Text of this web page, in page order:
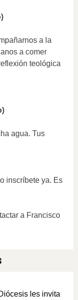
a la
a comer
teológica
agua. Tus
inscríbete ya. Es
a Francisco
les invita